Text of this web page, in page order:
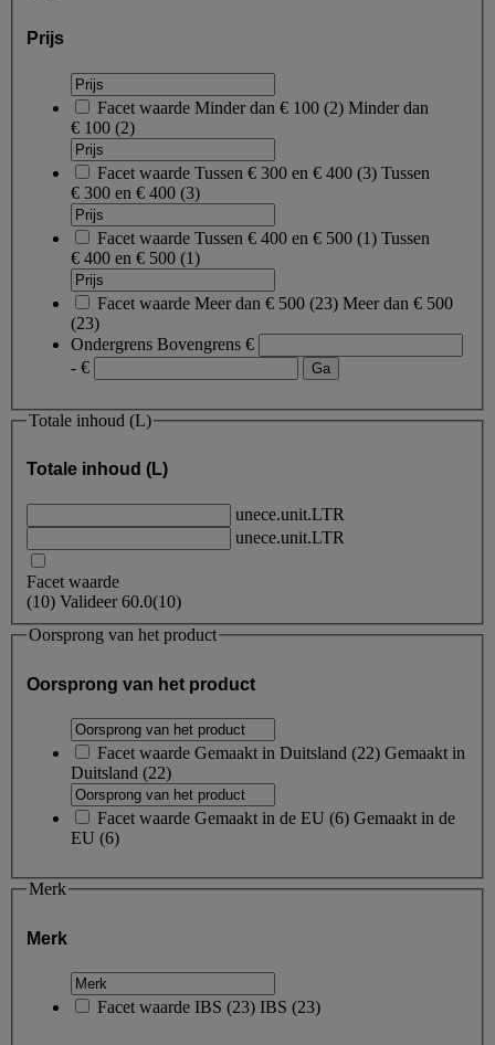
Prijs
Facet waarde Minder dan € 100 (2) Minder dan
€ 100 (2)
Facet waarde Tussen € 300 en € 400 (3) Tussen
€ 300 en € 400 (3)
Facet waarde Tussen € 400 en € 500 (1) Tussen
€ 400 en € 500 (1)
Facet waarde Meer dan € 500 (23) Meer dan € 500
(23)
Ondergrens Bovengrens €
- €
Totale inhoud (L)
Totale inhoud (L)
unece.unit.LTR
unece.unit.LTR
Facet waarde
(10) Valideer60.0(10)
Oorsprong van het product
Oorsprong van het product
Facet waarde Gemaakt in Duitsland (22) Gemaakt in
Duitsland (22)
Facet waarde Gemaakt in de EU (6) Gemaakt in de
EU (6)
Merk
Merk
Facet waarde IBS (23) IBS (23)